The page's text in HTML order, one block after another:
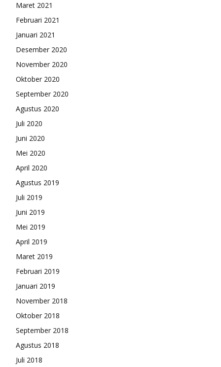
Maret 2021
Februari 2021
Januari 2021
Desember 2020
November 2020
Oktober 2020
September 2020
Agustus 2020
Juli 2020
Juni 2020
Mei 2020
April 2020
Agustus 2019
Juli 2019
Juni 2019
Mei 2019
April 2019
Maret 2019
Februari 2019
Januari 2019
November 2018
Oktober 2018
September 2018
Agustus 2018
Juli 2018